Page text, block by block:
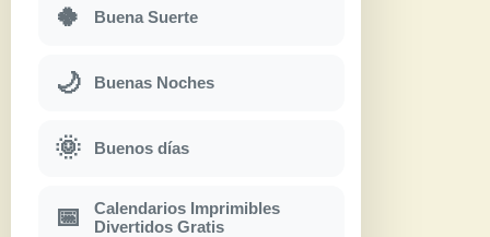
🍀 Buena Suerte
🌙 Buenas Noches
🌞 Buenos días
📅
Calendarios Imprimibles
Divertidos Gratis